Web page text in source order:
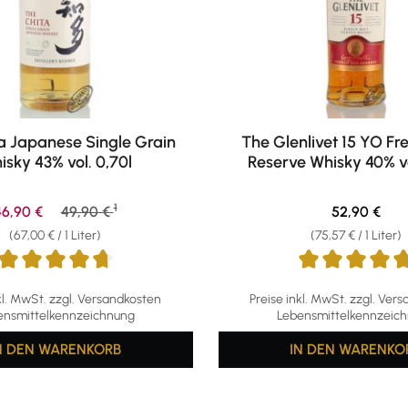
Japanese Single Grain
43% vol. 0,70l
MwSt. zzgl. Versandkosten
(67,00 € / 1 Liter)
€ Regulärer Preis:
49,90 € 1
DEN WARENKORB
The Glenlivet 15 YO
Reserve Whisky 40%
Preise inkl. MwSt. zzgl.
(75,57 € / 1 Liter)
Regulärer
52,90 €
IN DEN